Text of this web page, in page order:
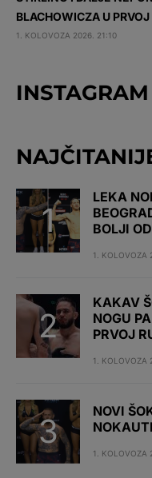
BLACHOWICZA U PRVOJ
1. KOLOVOZA 2026. 21:10
INSTAGRAM
LEKA
BOLJI
1. KOLOVOZA
KAKAV
NOGU
PRVOJ
1. KOLOVOZA
NOVI
1. KOLOVOZA